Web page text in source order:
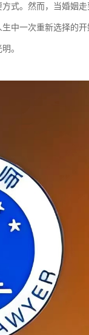
式。然而，当婚姻
中一次重新选择的
。